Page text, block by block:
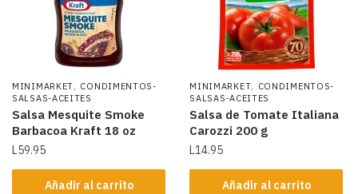
MINIMARKET, CONDIMENTOS-
SALSAS-ACEITES
Salsa Mesquite Smoke
Barbacoa Kraft 18 oz
L59.95
Añadir al carrito
MINIMARKET, CONDIMENTOS-
SALSAS-ACEITES
Salsa de Tomate Italiana
Carozzi 200 g
L14.95
Añadir al carrito